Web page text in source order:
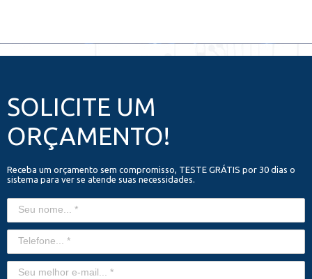
SOLICITE UM
ORÇAMENTO!
Receba um orçamento sem compromisso, TESTE GRÁTIS por 30 dias o
sistema para ver se atende suas necessidades.